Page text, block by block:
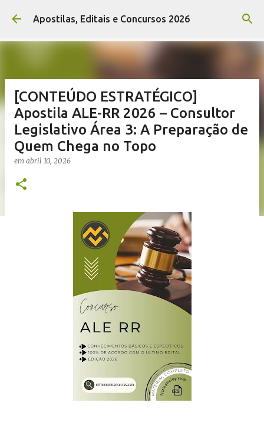
Pular para o conteúdo principal
Apostilas, Editais e Concursos 2026
[CONTEÚDO ESTRATÉGICO]
Apostila ALE-RR 2026 – Consultor
Legislativo Área 3: A Preparação de
Quem Chega no Topo
em abril 10, 2026